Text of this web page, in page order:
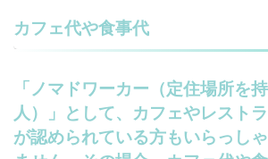
カフェ代や食事代
「ノマドワーカー（定住場所を
人）」として、カフェやレスト
が認められている方もいらっし